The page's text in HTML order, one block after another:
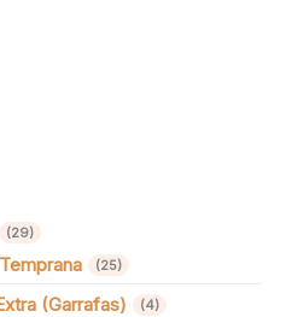
2929 productos
2525 productos
(Garrafas) 44 productos